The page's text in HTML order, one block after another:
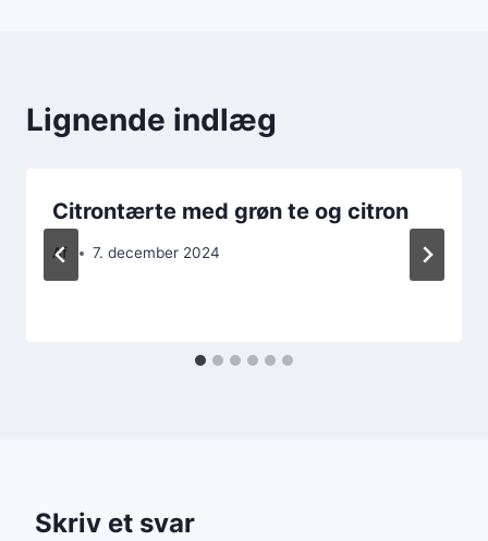
Lignende indlæg
Citrontærte med grøn te og citron
Af 7. december 2024
Skriv et svar